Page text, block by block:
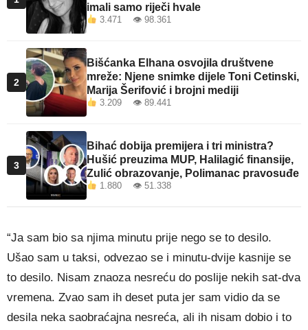
imali samo riječi hvale
3.471 👁 98.361
2
Bišćanka Elhana osvojila društvene
mreže: Njene snimke dijele Toni Cetinski,
Marija Šerifović i brojni mediji
3.209 👁 89.441
3
Bihać dobija premijera i tri ministra?
Hušić preuzima MUP, Halilagić finansije,
Zulić obrazovanje, Polimanac pravosuđe
1.880 👁 51.338
“Ja sam bio sa njima minutu prije nego se to desilo.
Ušao sam u taksi, odvezao se i minutu-dvije kasnije se
to desilo. Nisam znaoza nesreću do poslije nekih sat-dva
vremena. Zvao sam ih deset puta jer sam vidio da se
desila neka saobraćajna nesreća, ali ih nisam dobio i to